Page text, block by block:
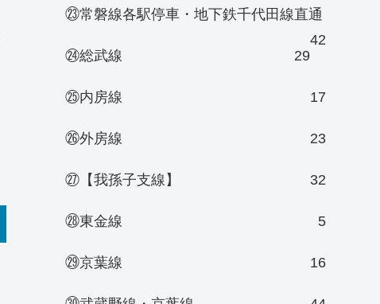
㉓常磐線各駅停車・地下鉄千代田線直通
42
㉔総武線
29
㉕内房線 17
㉖外房線 23
㉗【我孫子支線】 32
㉘東金線 5
㉙京葉線 16